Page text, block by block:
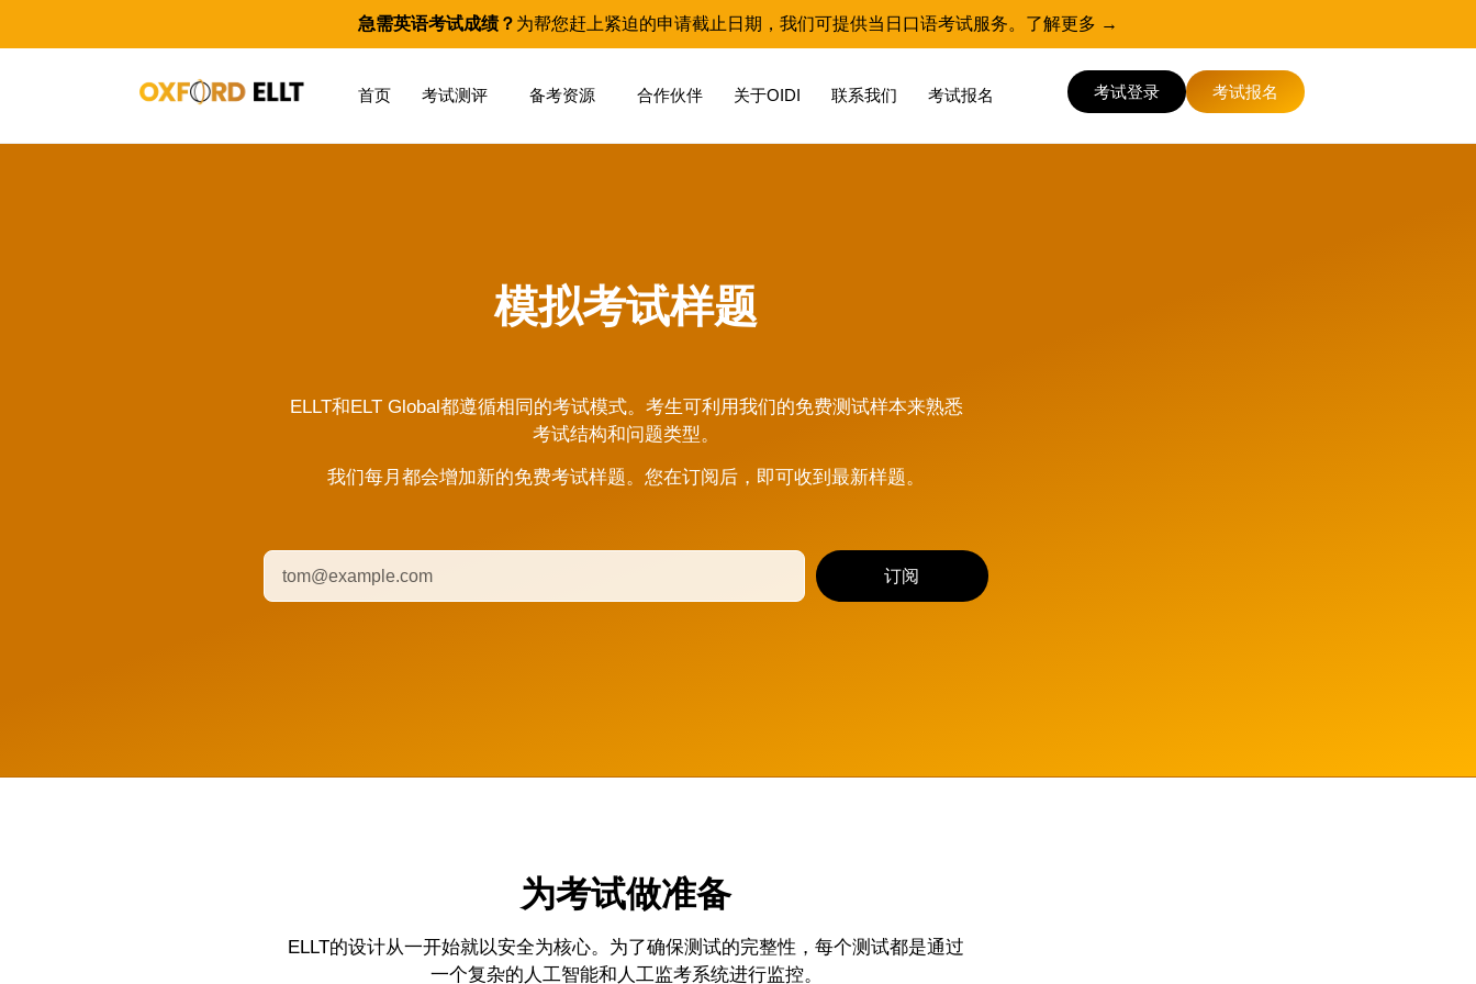
急需英语考试成绩？ 为帮您赶上紧迫的申请截止日期，我们可提供当日口语考试服务。 了解更多 →
首页 考试测评 备考资源 合作伙伴 关于OIDI 联系我们 考试报名 考试登录 考试报名
模拟考试样题
ELLT和ELT Global都遵循相同的考试模式。考生可利用我们的免费测试样本来熟悉
考试结构和问题类型。
我们每月都会增加新的免费考试样题。您在订阅后，即可收到最新样题。
订阅
为考试做准备
ELLT的设计从一开始就以安全为核心。为了确保测试的完整性，每个测试都是通过
一个复杂的人工智能和人工监考系统进行监控。